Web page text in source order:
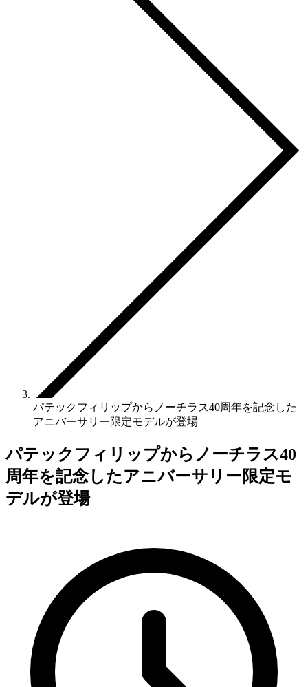
パテックフィリップからノーチラス40周年を記念した
アニバーサリー限定モデルが登場
パテックフィリップからノーチラス40
周年を記念したアニバーサリー限定モ
デルが登場